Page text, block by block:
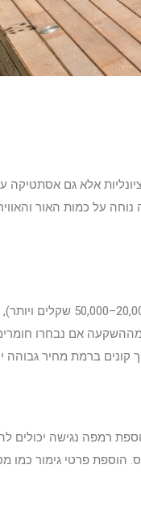
אלא גם אסתטיקה
על כמות האור
חיפוי קירות חיצוניים באבן, קרמיקה או חומרים עמידים אחרים מוסיף עמידות
להעלות את ערך הנכס בצורה משמעותית ולהפחית עלויות תחזוקה עתידיות. יועצי נדל"ן מציינים
קונים ברמת מחיר גבוהה
הוספת פרטי גימור כמו